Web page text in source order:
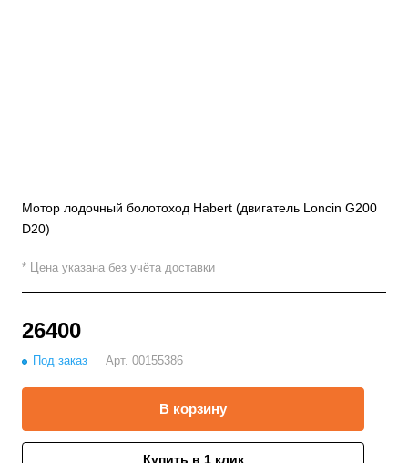
Мотор лодочный болотоход Habert (двигатель Loncin G200
D20)
* Цена указана без учёта доставки
26400
Под заказ Арт. 00155386
В корзину
Купить в 1 клик